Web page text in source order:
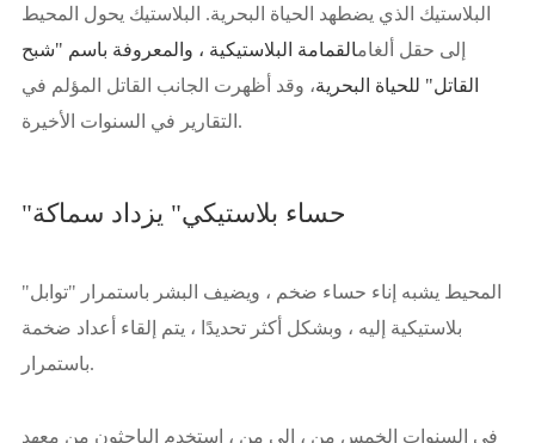
البلاستيك الذي يضطهد الحياة البحرية. البلاستيك يحول المحيط
إلى حقل ألغامالقمامة البلاستيكية ، والمعروفة باسم "شبح
القاتل" للحياة البحرية، وقد أظهرت الجانب القاتل المؤلم في
التقارير في السنوات الأخيرة.
"حساء بلاستيكي" يزداد سماكة
المحيط يشبه إناء حساء ضخم ، ويضيف البشر باستمرار "توابل"
بلاستيكية إليه ، وبشكل أكثر تحديدًا ، يتم إلقاء أعداد ضخمة
باستمرار.
في السنوات الخمس من ، إلى من ، استخدم الباحثون من معهد